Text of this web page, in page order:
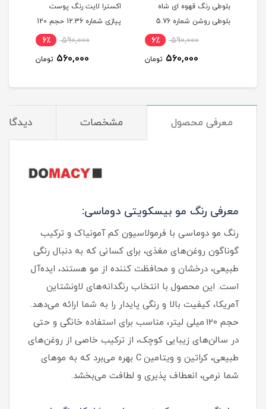
بلوطی رنگ قهوه ای شاه
بلوطی روشن شماره 5.76
590,000 6٪
560,000 تومان
اکسترا لایت رنگ پوست
پیازی شماره 12.36 حجم 120
590,000 6٪
560,000 تومان
معرفی محصول مشخصات
معرفی رنگ مو بیسکویتی دوماسی:
رنگ مو دوماسی با فرمولاسیون کم‌ آمونیاک و ترکیب
گوناگون روغن‌های مغذی، برای کسانی که به دنبال رنگی
طبیعی، درخشان و محافظت‌ کننده از مو هستند، ایده‌آل
است. این محصول با انتخاب رنگدانه‌های لاونشتاین
آمریکا، کیفیت بالا و رنگی پایدار را به شما ارائه می‌دهد.
حجم 120 میلی‌ لیتر، مناسب برای استفاده خانگی و حتی
در سالن‌های زیبایی کوچک، از ترکیب خاصی از روغن‌های
طبیعی، کراتین و ویتامین C بهره می‌برد که به موهای
شما نرمی، انعطاف‌ پذیری و لطافت می‌بخشد.